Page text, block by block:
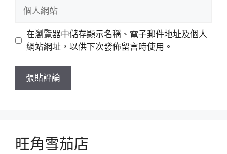
站
在瀏覽器中儲存顯示名稱、電子郵件地址及個人
網站網址，以供下次發佈留言時使用。
旺角雪茄店